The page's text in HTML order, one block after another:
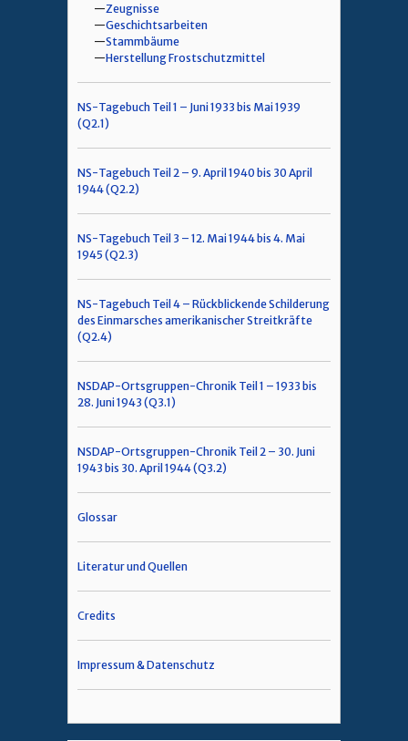
Zeugnisse
Geschichtsarbeiten
Stammbäume
Herstellung Frostschutzmittel
NS-Tagebuch Teil 1 – Juni 1933 bis Mai 1939
(Q2.1)
NS-Tagebuch Teil 2 – 9. April 1940 bis 30 April
1944 (Q2.2)
NS-Tagebuch Teil 3 – 12. Mai 1944 bis 4. Mai
1945 (Q2.3)
NS-Tagebuch Teil 4 – Rückblickende Schilderung
des Einmarsches amerikanischer Streitkräfte
(Q2.4)
NSDAP-Ortsgruppen-Chronik Teil 1 – 1933 bis
28. Juni 1943 (Q3.1)
NSDAP-Ortsgruppen-Chronik Teil 2 – 30. Juni
1943 bis 30. April 1944 (Q3.2)
Glossar
Literatur und Quellen
Credits
Impressum & Datenschutz